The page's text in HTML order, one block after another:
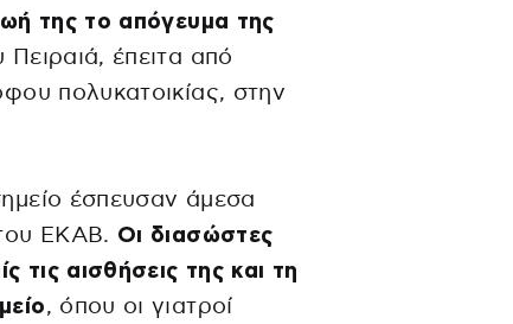
της το απόγευμα της
Πειραιά, έπειτα από
πολυκατοικίας, στην
έσπευσαν άμεσα
ΕΚΑΒ. Οι διασώστες
τις αισθήσεις της και τη
, όπου οι γιατροί